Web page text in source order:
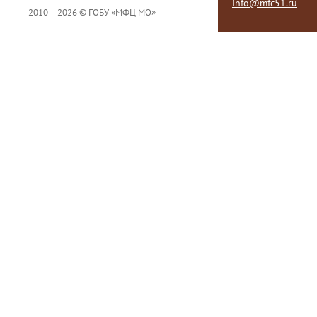
2010 – 2026 © ГОБУ «МФЦ МО»
info@mfc51.ru